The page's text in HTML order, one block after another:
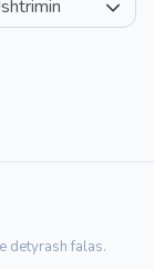
detyrash falas.